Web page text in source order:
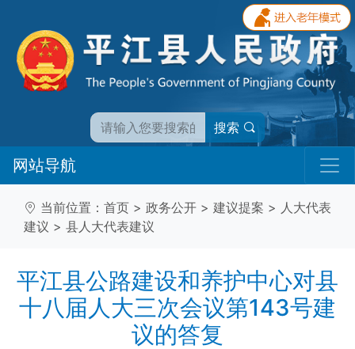
搜索
网站导航
当前位置： 首页 > 政务公开 > 建议提案 > 人大代表
建议 > 县人大代表建议
平江县公路建设和养护中心对县
十八届人大三次会议第143号建
议的答复